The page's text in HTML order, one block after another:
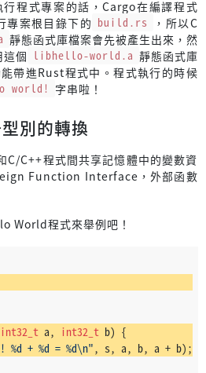
行程式專案的話，Cargo在編譯程式
專案根目錄下的 build.rs
，所以C
靜態函式庫檔案會先被產生出來，然
個 libhello-world.a 靜態函式庫
帶進Rust程式中。程式執行的時候
world! 字串啦！
別的轉換
C/C++程式間共享記憶體中的變數資
Function Interface，外部函數
World程式來舉例吧！
int32_t a, int32_t b) {
%d + %d = %d\n", s, a, b, a + b);